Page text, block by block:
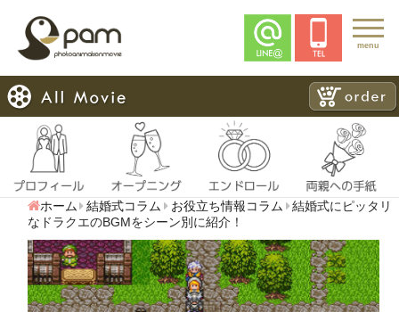
menu
ホーム 結婚式コラム お役立ち情報コラム
結婚式にピッタリ
なドラクエのBGMをシーン別に紹介！